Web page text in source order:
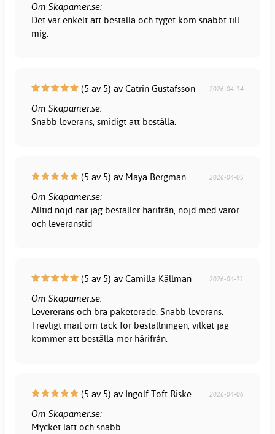
Om Skapamer.se:
Det var enkelt att beställa och tyget kom snabbt till
mig.
(5 av 5) av Catrin Gustafsson 2026-04-14
Om Skapamer.se:
Snabb leverans, smidigt att beställa.
(5 av 5) av Maya Bergman 2026-04-05
Om Skapamer.se:
Alltid nöjd när jag beställer härifrån, nöjd med varor
och leveranstid
(5 av 5) av Camilla Källman 2026-04-11
Om Skapamer.se:
Levererans och bra paketerade. Snabb leverans.
Trevligt mail om tack för beställningen, vilket jag
kommer att beställa mer härifrån.
(5 av 5) av Ingolf Toft Riske 2026-04-06
Om Skapamer.se:
Mycket lätt och snabb